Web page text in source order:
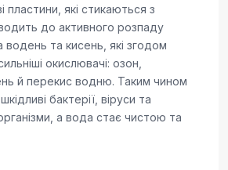
пластини, які стикаються з
до активного розпаду
та кисень, які згодом
окислювачі: озон,
й перекис водню. Таким чином
бактерії, віруси та
а вода стає чистою та